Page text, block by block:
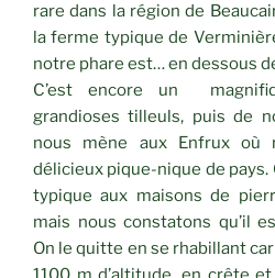
rare dans la région de
la ferme typique de
notre phare est… en dessous
C’est encore un
grandioses tilleuls, puis de
nous mène aux Enfrux où
délicieux pique-nique de pays.
typique aux maisons de
mais nous constatons qu’il
On le quitte en se rhabillant